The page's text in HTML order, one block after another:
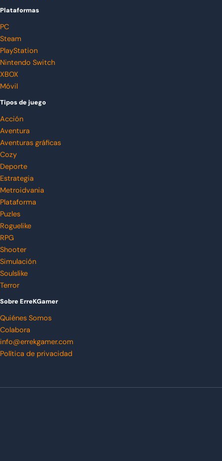
Plataformas
PC
Steam
PlayStation
Nintendo Switch
XBOX
Móvil
Tipos de juego
Acción
Aventura
Aventuras gráficas
Cozy
Deporte
Estrategia
Metroidvania
Plataforma
Puzles
Roguelike
RPG
Shooter
Simulación
Soulslike
Terror
Sobre ErreKGamer
Quiénes Somos
Colabora
info@errekgamer.com
Política de privacidad